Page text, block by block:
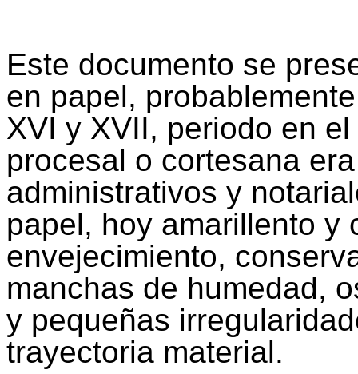
Este documento se
en papel,
XVI y XVII, periodo en
procesal o cortesana
administrativos y
papel, hoy amarillento y
envejecimiento,
manchas de humedad,
y pequeñas
trayectoria material.